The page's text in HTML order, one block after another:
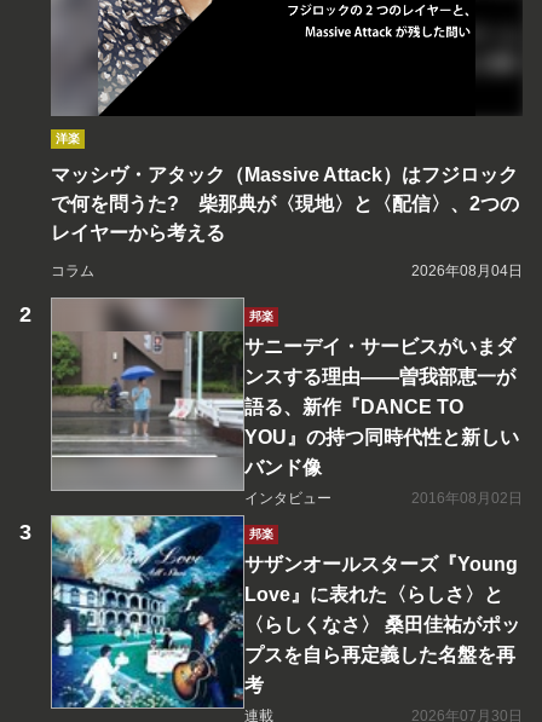
洋楽
マッシヴ・アタック（Massive Attack）はフジロック
で何を問うた? 柴那典が〈現地〉と〈配信〉、2つの
レイヤーから考える
コラム 2026年08月04日
邦楽
サニーデイ・サービスがいまダ
ンスする理由――曽我部恵一が
語る、新作『DANCE TO
YOU』の持つ同時代性と新しい
バンド像
インタビュー 2016年08月02日
邦楽
サザンオールスターズ『Young
Love』に表れた〈らしさ〉と
〈らしくなさ〉 桑田佳祐がポッ
プスを自ら再定義した名盤を再
考
連載 2026年07月30日